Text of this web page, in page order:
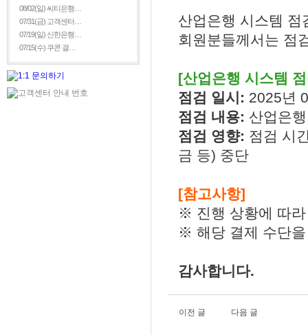
08/02(일) 씨티은행…
07/31(금) 고객센터…
07/19(일) 신한은행…
07/15(수) 쿠콘 결…
산업은행 시스템 점
회원분들께서는 점
[산업은행 시스템
점검 일시: 2025년
점검 내용: 산업은
점검 영향: 점검 시
금 등) 중단
[참고사항]
※ 진행 상황에 따
※ 해당 결제 수단
감사합니다.
이전 글 다음 글